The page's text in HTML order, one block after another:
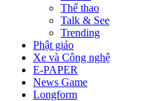
Thể thao
Talk & See
Trending
Phật giáo
Xe và Công nghệ
E-PAPER
News Game
Longform